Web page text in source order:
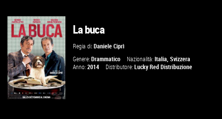
GUARDA IL TRAILER
VAI ALLA SCHEDA
La buca
Regia di:Daniele Ciprì
Genere:Drammatico Nazionalità:Italia,Svizzera
Anno:2014 Distributore:Lucky Red Distribuzione